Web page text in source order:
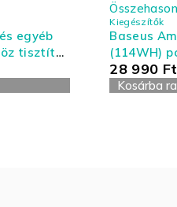
egyéb
tisztító
Kiegészítők
Baseus
(114WH)
Laptoppal
powerbank
28 990 Ft
Kosárba